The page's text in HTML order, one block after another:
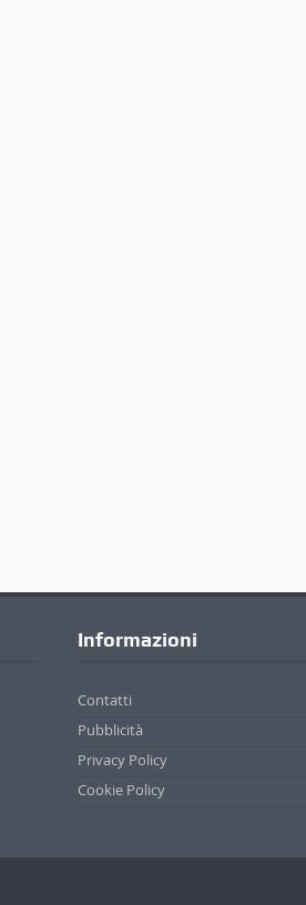
Informazioni
Contatti
Pubblicità
Privacy Policy
Cookie Policy